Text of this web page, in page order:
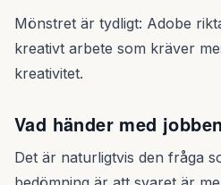
Mönstret är tydligt: Adobe
kreativt arbete som kräver
kreativitet.
Vad händer med
Det är naturligtvis den fråga